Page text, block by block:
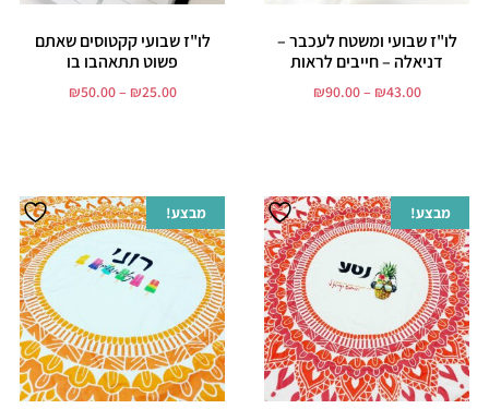
לו"ז שבועי ומשטח לעכבר –
דניאלה – חייבים לראות
₪43.00
–
₪90.00
לו"ז שבועי קקטוסים שאתם
פשוט תתאהבו בו
₪25.00
–
₪50.00
מבצע! מבצע!